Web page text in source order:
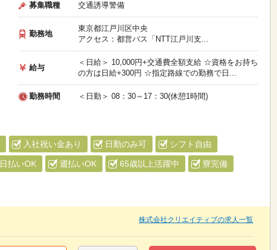
募集職種 交通誘導警備
勤務地
東京都江戸川区中央
アクセス：都営バス「NTT江戸川支...
給与
＜日給＞ 10,000円+交通費全額支給 ☆資格をお持ち
の方は日給+300円 ☆指定路線での勤務で日...
勤務時間 ＜日勤＞ 08：30～17：30(休憩1時間)
入社祝い金あり 日勤のみ可 シフト自由
日払いOK 週払いOK 65歳以上活躍中 寮完備
株式会社クリエイティブの求人一覧